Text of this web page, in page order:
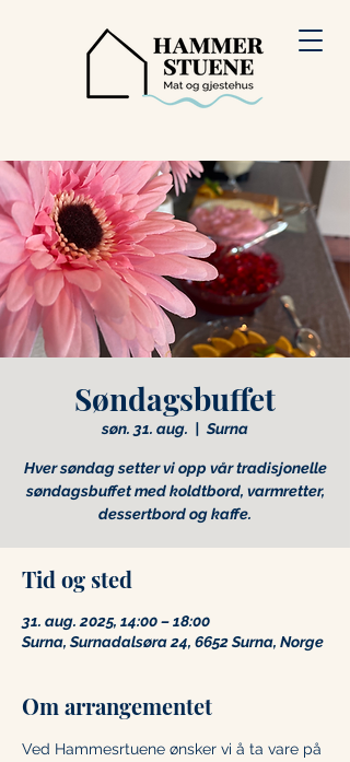
Søndagsbuffet
søn. 31. aug.
  |
Surna
Hver søndag setter vi opp vår tradisjonelle
søndagsbuffet med koldtbord, varmretter,
Tid og sted
31. aug. 2025, 14:00 – 18:00
Surna, Surnadalsøra 24, 6652 Surna, Norge
Om arrangementet
Ved Hammesrtuene ønsker vi å ta vare på